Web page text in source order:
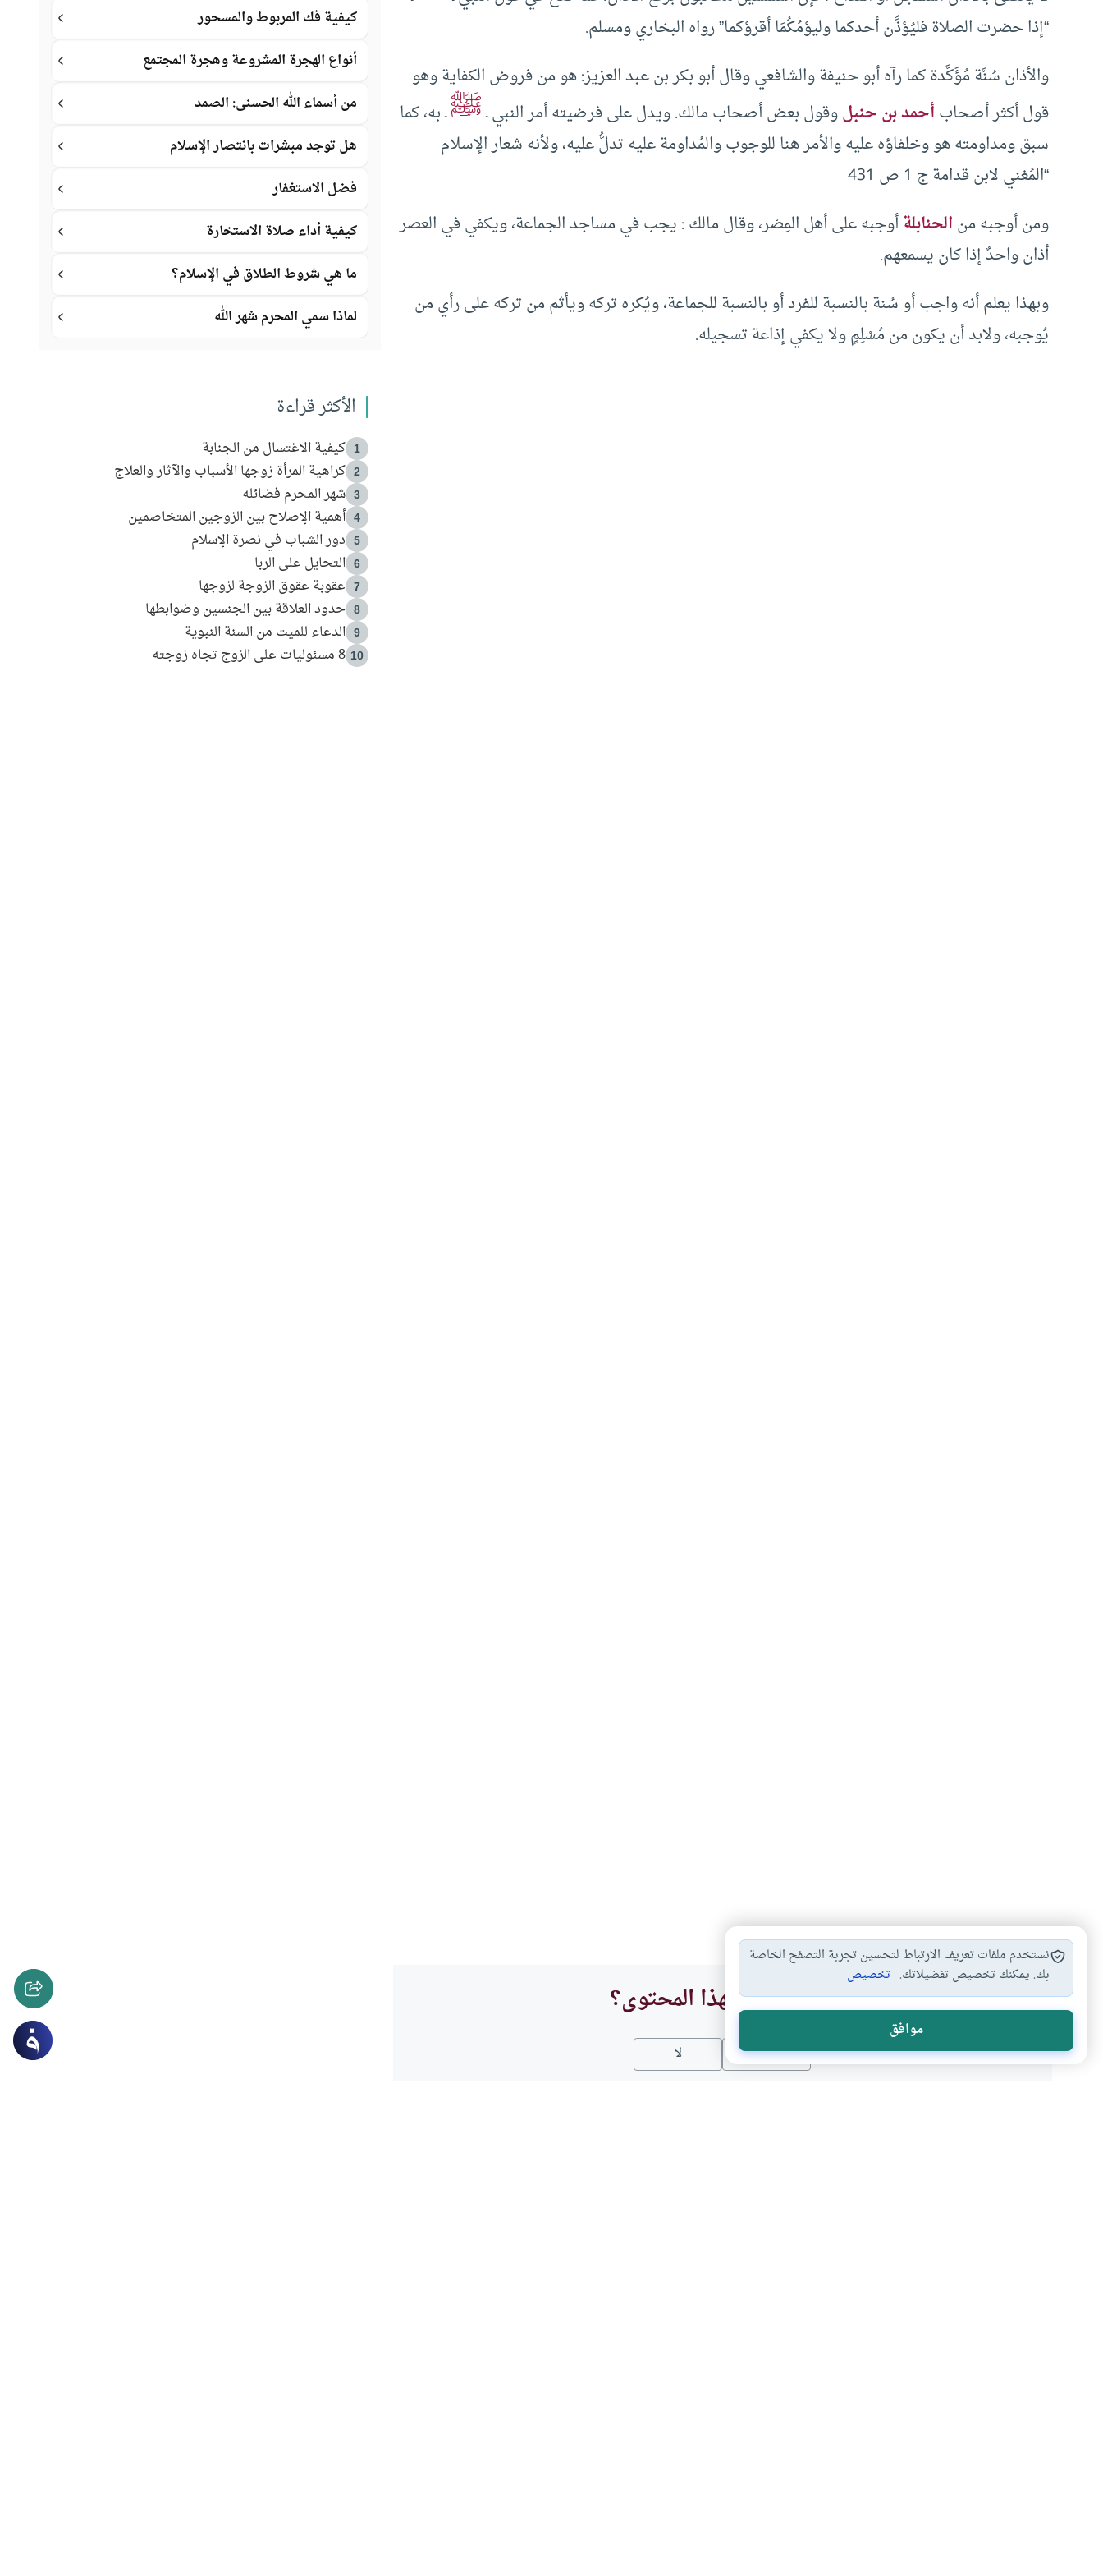
“إذا حضرت الصلاة فليُؤذِّن أحدكما وليؤمُكُمَا أقرؤكما” رواه البخاري ومسلم.
والأذان سُنَّة مُؤَكَّدة كما رآه أبو حنيفة والشافعي وقال أبو بكر بن عبد العزيز: هو من فروض الكفاية وهو
قول أكثر أصحابأحمد بن حنبلوقول بعض أصحاب مالك. ويدل على فرضيته أمر النبي ـﷺـ به، كما
سبق ومداومته هو وخلفاؤه عليه والأمر هنا للوجوب والمُداومة عليه تدلُّ عليه، ولأنه شعار الإسلام
“المُغني لابن قدامة ج 1 ص 431
ومن أوجبه منالحنابلةأوجبه على أهل المِصْر، وقال مالك : يجب في مساجد الجماعة، ويكفي في العصر
أذان واحدٌ إذا كان يسمعهم.
وبهذا يعلم أنه واجب أو سُنة بالنسبة للفرد أو بالنسبة للجماعة، ويُكره تركه ويأثم من تركه على رأي من
يُوجبه، ولابد أن يكون من مُسْلِمٍ ولا يكفي إذاعة تسجيله.
هل انتفعت بهذا المحتوى؟
نعم لا
كيفية فك المربوط والمسحور
أنواع الهجرة المشروعة وهجرة المجتمع
من أسماء الله الحسنى: الصمد
هل توجد مبشرات بانتصار الإسلام
فضل الاستغفار
كيفية أداء صلاة الاستخارة
ما هي شروط الطلاق في الإسلام؟
لماذا سمي المحرم شهر الله
الأكثر قراءة
1 كيفية الاغتسال من الجنابة
2 كراهية المرأة زوجها الأسباب والآثار والعلاج
3 شهر المحرم فضائله
4 أهمية الإصلاح بين الزوجين المتخاصمين
5 دور الشباب في نصرة الإسلام
6 التحايل على الربا
7 عقوبة عقوق الزوجة لزوجها
8 حدود العلاقة بين الجنسين وضوابطها
9 الدعاء للميت من السنة النبوية
10 8 مسئوليات على الزوج تجاه زوجته
نستخدم ملفات تعريف الارتباط لتحسين تجربة التصفح الخاصة
بك. يمكنك تخصيص تفضيلاتك. تخصيص
موافق